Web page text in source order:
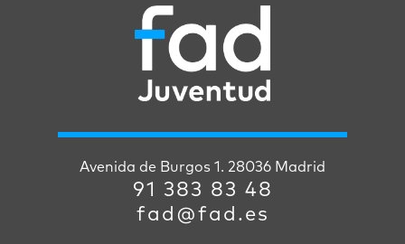
Avenida de Burgos 1. 28036 Madrid
91 383 83 48
fad@fad.es